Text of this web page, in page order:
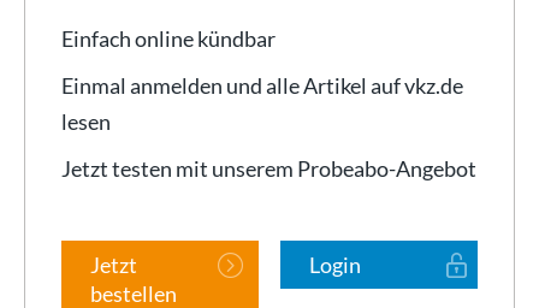
Einfach online kündbar
Einmal anmelden und alle Artikel auf vkz.de
lesen
Jetzt testen mit unserem Probeabo-Angebot
Jetzt
bestellen
Login